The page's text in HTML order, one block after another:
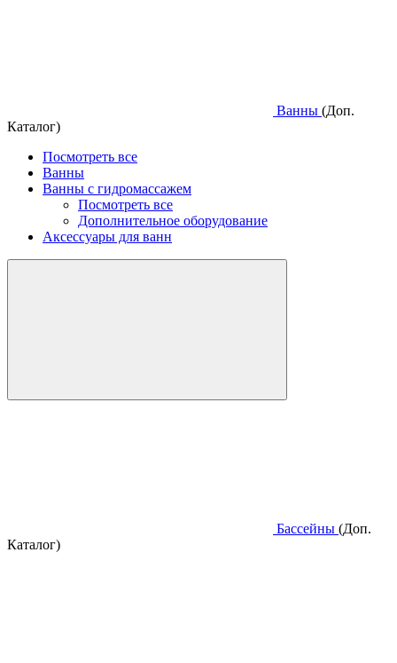
Ванны (Доп.
Каталог)
Посмотреть все
Ванны
Ванны с гидромассажем
Посмотреть все
Дополнительное оборудование
Аксессуары для ванн
Бассейны (Доп.
Каталог)